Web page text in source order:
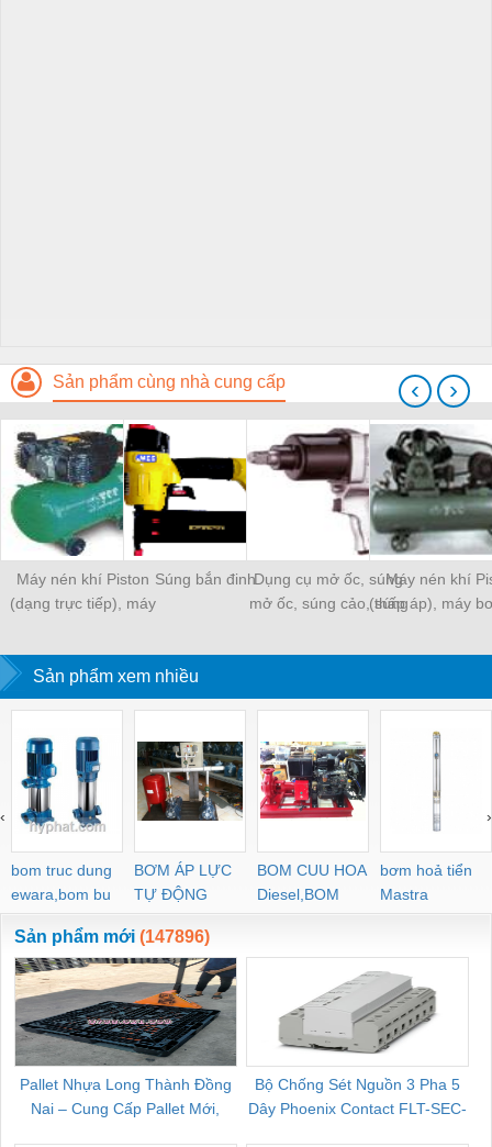
Sản phẩm cùng nhà cung cấp
Máy nén khí Piston
(dạng trực tiếp), máy
Súng bắn đinhDụng cụ mở ốc, súng
mở ốc, súng cảo, súng
Máy nén khí
(thấp áp), máy
‹ ›
Sản phẩm xem nhiều
bom truc dung
ewara,bom bu
ewara
BƠM ÁP LỰC
TỰ ĐỘNG
BOM CUU HOA
Diesel,BOM
CHUA CHAY
bơm hoả tiển
Mastra
‹ ›
Sản phẩm mới (147896)
Pallet Nhựa Long Thành Đồng
Nai – Cung Cấp Pallet Mới,
Bộ Chống Sét Nguồn 3 Pha 5
Dây Phoenix Contact FLT-SEC-